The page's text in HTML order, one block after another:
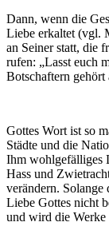
Dann, wenn die
Liebe erkaltet (vgl.
an Seiner statt, die
rufen: „Lasst euch
Botschaftern gehört
Gottes Wort ist so
Städte und die
Ihm wohlgefälliges
Hass und
verändern.
Liebe Gottes nicht
und wird die Werke